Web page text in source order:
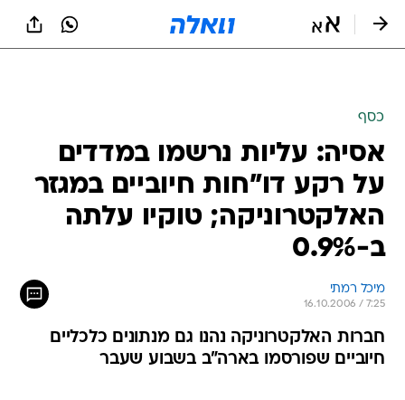
כסף
אסיה: עליות נרשמו במדדים
על רקע דו"חות חיוביים במגזר
האלקטרוניקה; טוקיו עלתה
ב-0.9%
מיכל רמתי
16.10.2006 / 7:25
חברות האלקטרוניקה נהנו גם מנתונים כלכליים
חיוביים שפורסמו בארה"ב בשבוע שעבר